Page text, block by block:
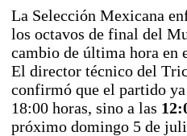
La Selección Mexicana
los octavos de final del
cambio de última hora en
El director técnico del
confirmó que el partido
18:00 horas, sino a las
próximo domingo 5 de